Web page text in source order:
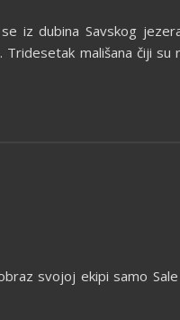
iz dubina Savskog
mališana čiji su
svojoj ekipi samo